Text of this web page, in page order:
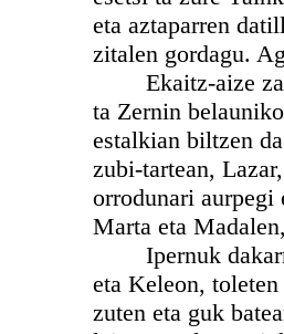
eta aztaparren
zitalen gordagu.
Ekaitz-aize
ta Zernin
estalkian biltzen
zubi-tartean,
orrodunari aurpegi
Marta eta
Ipernuk
eta Keleon,
zuten eta guk